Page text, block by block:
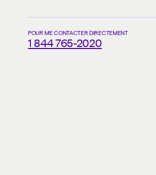
POUR ME CONTACTER DIRECTEMENT
1 844 765-2020